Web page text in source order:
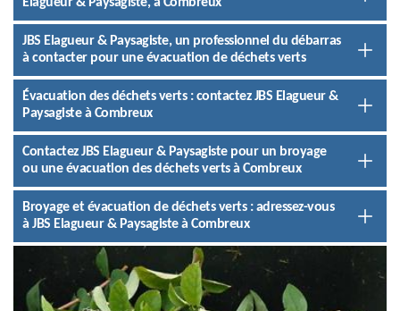
JBS Elagueur & Paysagiste, un professionnel du débarras
à contacter pour une évacuation de déchets verts
Évacuation des déchets verts : contactez JBS Elagueur &
Paysagiste à Combreux
Contactez JBS Elagueur & Paysagiste pour un broyage
ou une évacuation des déchets verts à Combreux
Broyage et évacuation de déchets verts : adressez-vous
à JBS Elagueur & Paysagiste à Combreux